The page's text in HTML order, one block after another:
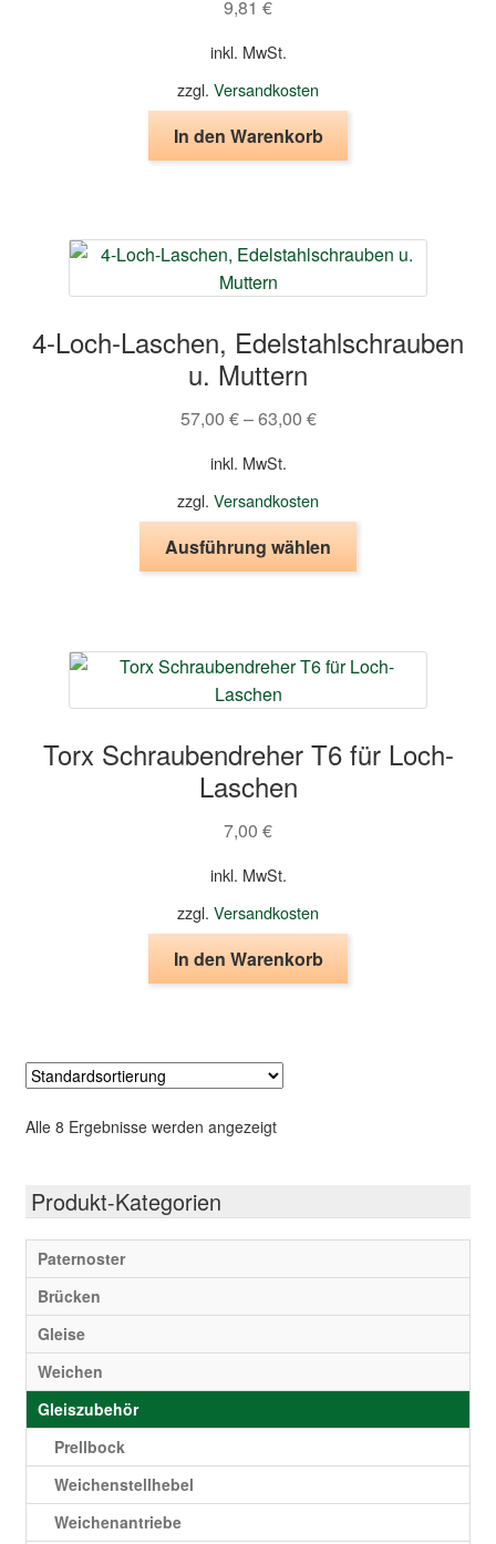
9,81 €
inkl. MwSt.
zzgl. Versandkosten
In den Warenkorb
4-Loch-Laschen, Edelstahlschrauben
u. Muttern
57,00 €–63,00 €
inkl. MwSt.
zzgl. Versandkosten
Ausführung wählen
Varianten
auf.
können
Torx Schraubendreher T6 für Loch-
Laschen
7,00 €
inkl. MwSt.
zzgl. Versandkosten
In den Warenkorb
Alle 8 Ergebnisse werden angezeigt
Produkt-Kategorien
Paternoster
Brücken
Gleise
Weichen
Gleiszubehör
Prellbock
Weichenstellhebel
Weichenantriebe